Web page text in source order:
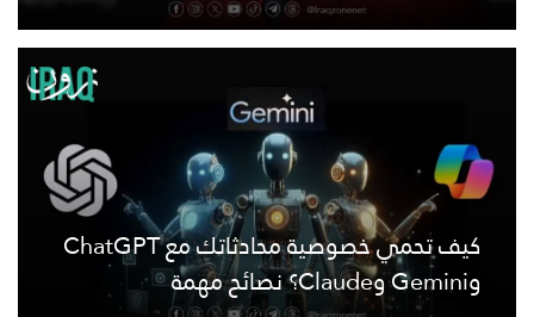
كيف تحمي خصوصية محادثاتك مع ChatGPT
وGemini وClaude؟ نصائح مهمة